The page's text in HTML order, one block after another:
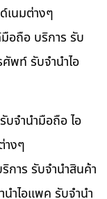
เนมต่างๆ
อถือ บริการ รับ
พท์ รับจำนำไอ
บจำนำมือถือ ไอ
างๆ
การ รับจำนำสินค้า
ำไอแพค รับจำนำ